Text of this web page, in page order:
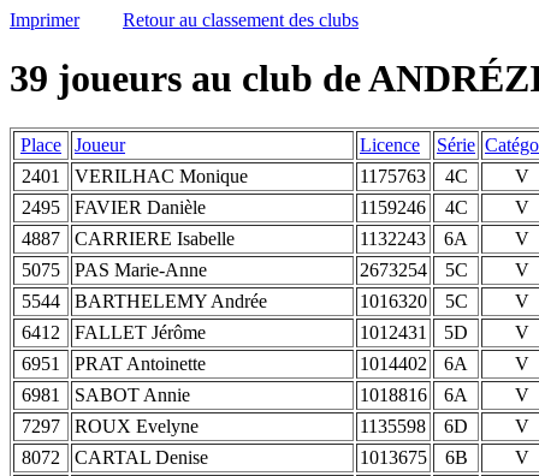
Imprimer Retour au classement des clubs
39 joueurs au club de
Place Joueur Licence Série
2401
VERILHAC Monique 1175763 4C
V
2495
FAVIER Danièle 1159246 4C
V
4887
CARRIERE Isabelle 1132243 6A
V
5075
PAS Marie-Anne 2673254 5C
V
5544
BARTHELEMY Andrée 1016320 5C
V
6412
FALLET Jérôme 1012431 5D
V
6951
PRAT Antoinette 1014402 6A
V
6981
SABOT Annie 1018816 6A
V
7297
ROUX Evelyne 1135598 6D
V
8072
CARTAL Denise 1013675 6B
V